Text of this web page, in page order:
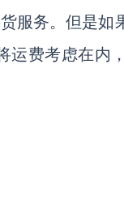
服务。但是如
运费考虑在内